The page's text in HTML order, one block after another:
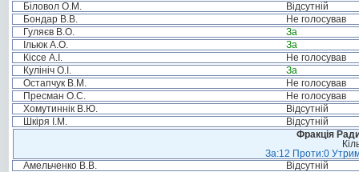
Біловол О.М.
Відсутній
Бондар В.В.
Не голосував
Гуляєв В.О.
За
Ільюк А.О.
За
Кіссе А.І.
Не голосував
Кулініч О.І.
За
Остапчук В.М.
Не голосував
Пресман О.С.
Не голосував
Хомутиннік В.Ю.
Відсутній
Шкіря І.М.
Відсутній
Фракція
За:12 Проти:0
Амельченко В.В.
Відсутній